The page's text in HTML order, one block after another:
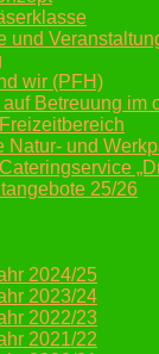
und
wir (PFH)
Betreuung im
Natur- und
25/26
2024/25
2023/24
2022/23
2021/22